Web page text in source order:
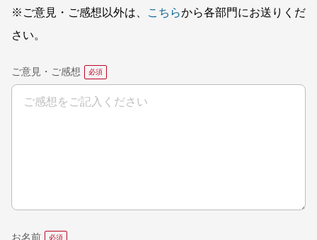
※ご意見・ご感想以外は、
こちらから各部門にお送りくだ
さい。
ご意見・ご感想
お名前